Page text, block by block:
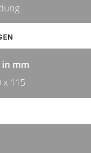
in mm
x 115